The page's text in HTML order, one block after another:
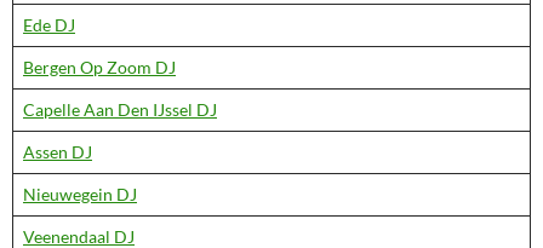
Ede DJ
Bergen Op Zoom DJ
Capelle Aan Den IJssel DJ
Assen DJ
Nieuwegein DJ
Veenendaal DJ